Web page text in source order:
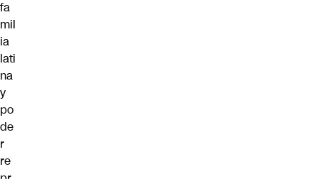
fa
mil
ia
lati
na
y
po
de
r
re